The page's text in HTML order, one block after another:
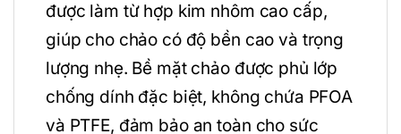
được làm từ hợp kim nhôm cao cấp,
giúp cho chảo có độ bền cao và trọng
lượng nhẹ. Bề mặt chảo được phủ lớp
chống dính đặc biệt, không chứa PFOA
và PTFE, đảm bảo an toàn cho sức